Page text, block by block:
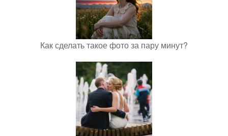
Как сделать такое фото за пару минут?